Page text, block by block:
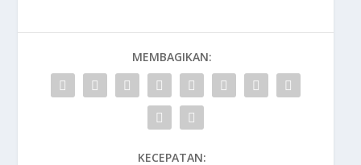
MEMBAGIKAN:
KECEPATAN: